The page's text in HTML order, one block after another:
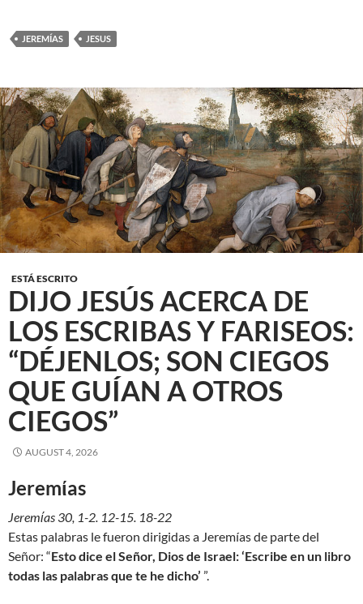
JEREMÍAS JESUS
ESTÁ ESCRITO
DIJO JESÚS ACERCA DE
LOS ESCRIBAS Y FARISEOS:
“DÉJENLOS; SON CIEGOS
QUE GUÍAN A OTROS
CIEGOS”
AUGUST 4, 2026
Jeremίas
Jeremίas 30, 1-2. 12-15. 18-22
Estas palabras le fueron dirigidas a Jeremías de parte del
Señor: “Esto dice el Señor, Dios de Israel: ‘Escribe en un libro
todas las palabras que te he dicho’ ”.